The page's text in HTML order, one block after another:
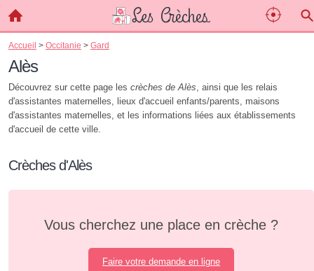
Accueil > Occitanie > Gard
Alès
Découvrez sur cette page les crèches de Alès, ainsi que les relais
d'assistantes maternelles, lieux d'accueil enfants/parents, maisons
d'assistantes maternelles, et les informations liées aux établissements
d'accueil de cette ville.
Crèches d'Alès
Vous cherchez une place en crèche ?
Faire votre demande en ligne